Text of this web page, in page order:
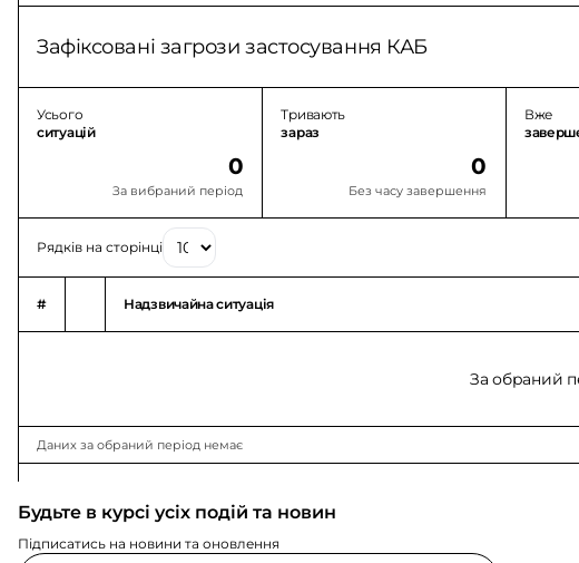
Зафіксовані загрози застосування КАБ
Усього
ситуацій
0
За вибраний період
Тривають
зараз
0
Без часу завершення
Вже
Рядків на сторінці
# Надзвичайна ситуація
За обраний
Даних за обраний період немає
Будьте в курсі усіх подій та новин
Підписатись на новини та оновлення